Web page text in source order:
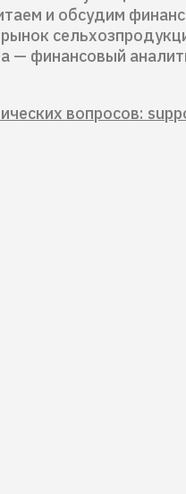
и обсудим
— финансовый
вопросов: